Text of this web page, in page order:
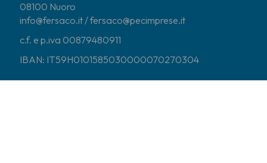
08100 Nuoro
info@fersaco.it / fersaco@pecimprese.it
c.f. e p.iva 00879480911
IBAN: IT59H0101585030000070270304